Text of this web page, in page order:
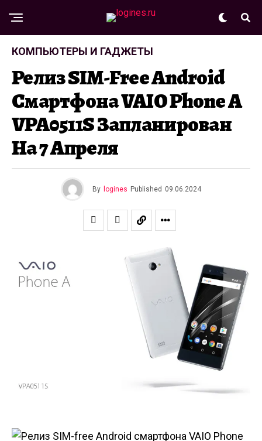
КОМПЬЮТЕРЫ И ГАДЖЕТЫ
Релиз SIM-Free Android
Смартфона VAIO Phone A
VPA0511S Запланирован
На 7 Апреля
By logines Published 09.06.2024